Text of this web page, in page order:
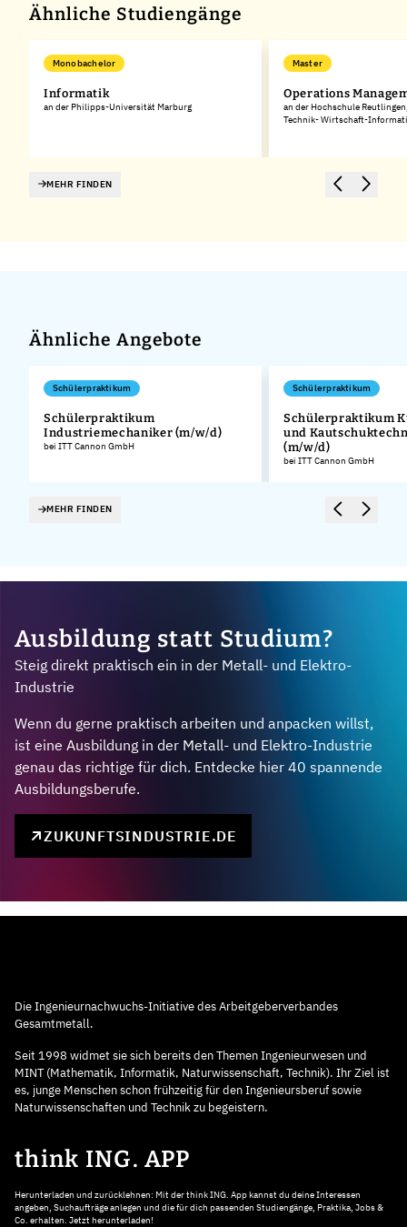
Ähnliche Studiengänge
Monobachelor
Informatik
an der Philipps-Universität Marburg
Master
Operations
an der Hochschule
Technik- Wirtschaft-
MEHR FINDEN
Ähnliche Angebote
Schülerpraktikum
Schülerpraktikum
Industriemechaniker (m/w/d)
bei ITT Cannon GmbH
Schülerpraktikum
Schülerpraktikum
und
(m/w/d)
bei ITT Cannon GmbH
MEHR FINDEN
Ausbildung statt Studium?
Steig direkt praktisch ein in der Metall- und Elektro-
Industrie
Wenn du gerne praktisch arbeiten und anpacken willst,
ist eine Ausbildung in der Metall- und Elektro-Industrie
genau das richtige für dich. Entdecke hier 40 spannende
Ausbildungsberufe.
ZUKUNFTSINDUSTRIE.DE
Die Ingenieurnachwuchs-Initiative des Arbeitgeberverbandes
Gesamtmetall.
Seit 1998 widmet sie sich bereits den Themen Ingenieurwesen und
MINT (Mathematik, Informatik, Naturwissenschaft, Technik). Ihr Ziel ist
es, junge Menschen schon frühzeitig für den Ingenieursberuf sowie
Naturwissenschaften und Technik zu begeistern.
think ING. APP
Herunterladen und zurücklehnen: Mit der think ING. App kannst du deine Interessen
angeben, Suchaufträge anlegen und die für dich passenden Studiengänge, Praktika, Jobs &
Co. erhalten. Jetzt herunterladen!